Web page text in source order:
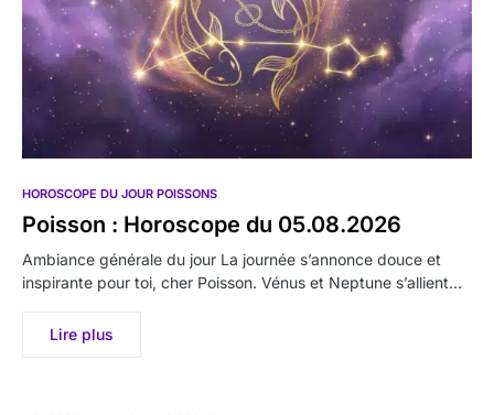
HOROSCOPE DU JOUR POISSONS
Poisson : Horoscope du 05.08.2026
Ambiance générale du jour La journée s’annonce douce et
inspirante pour toi, cher Poisson. Vénus et Neptune s’allient…
Lire plus